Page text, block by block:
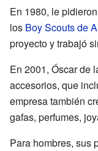
En 1980, le
los Boy Scouts de
proyecto y trabajó
En 2001, Óscar de
accesorios, que
empresa también
gafas, perfumes,
Para hombres, sus